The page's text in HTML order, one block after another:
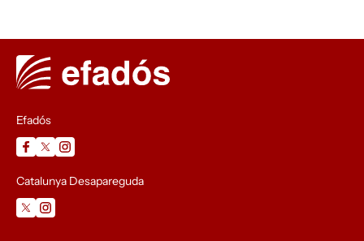
Efadós
Catalunya Desapareguda